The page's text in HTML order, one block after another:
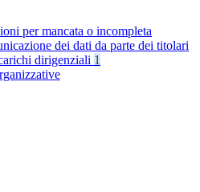
per mancata o incompleta
dei dati da parte dei titolari
dirigenziali 1